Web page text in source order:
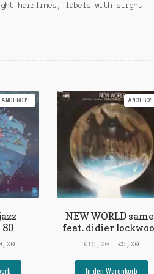
hairlines, labels with slight
80
ANGEBOT!
NEW WORLD
feat. didier
€15,00
war:
€5,00
In den Warenkorb